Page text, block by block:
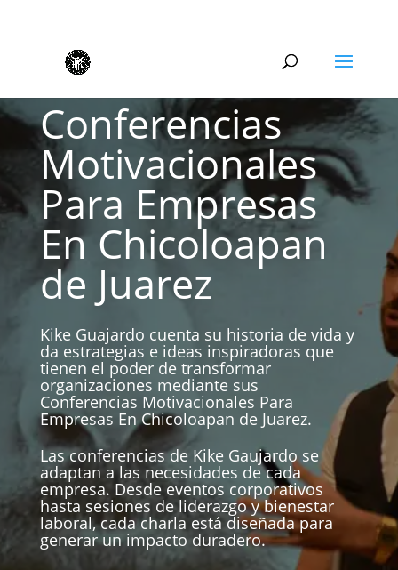
Conferencias
Motivacionales
Para Empresas
En Chicoloapan
de Juarez
Kike Guajardo cuenta su historia de vida y
da estrategias e ideas inspiradoras que
tienen el poder de transformar
organizaciones mediante sus
Conferencias Motivacionales Para
Empresas En Chicoloapan de Juarez.
Las conferencias de Kike Gaujardo se
adaptan a las necesidades de cada
empresa. Desde eventos corporativos
hasta sesiones de liderazgo y bienestar
laboral, cada charla está diseñada para
generar un impacto duradero.